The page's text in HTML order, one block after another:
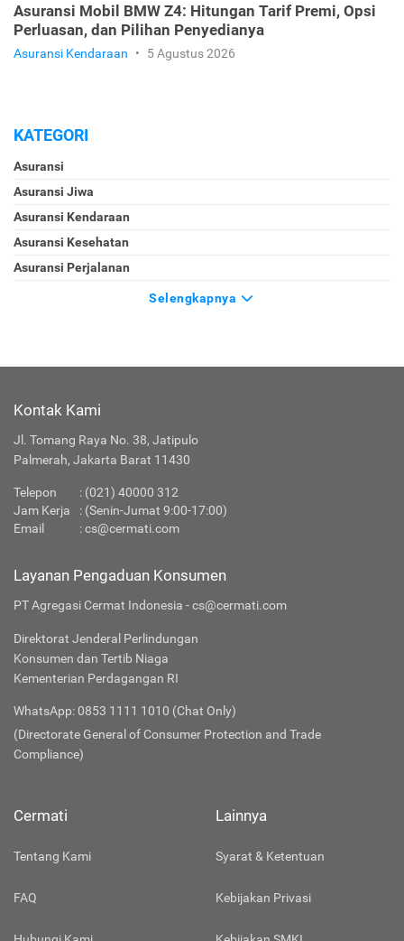
Asuransi Mobil BMW Z4: Hitungan Tarif Premi, Opsi
Perluasan, dan Pilihan Penyedianya
Asuransi Kendaraan • 5 Agustus 2026
KATEGORI
Asuransi
Asuransi Jiwa
Asuransi Kendaraan
Asuransi Kesehatan
Asuransi Perjalanan
Selengkapnya
Kontak Kami
Jl. Tomang Raya No. 38, Jatipulo
Palmerah, Jakarta Barat 11430
Telepon : (021) 40000 312
Jam Kerja
: (Senin-Jumat 9:00-17:00)
Email
:cs@cermati.com
Layanan Pengaduan Konsumen
PT Agregasi Cermat Indonesia - cs@cermati.com
Direktorat Jenderal Perlindungan
Konsumen dan Tertib Niaga
Kementerian Perdagangan RI
WhatsApp: 0853 1111 1010 (Chat Only)
(Directorate General of Consumer Protection and Trade
Compliance)
Cermati
Tentang Kami
FAQ
Lainnya
Syarat & Ketentuan
Kebijakan Privasi